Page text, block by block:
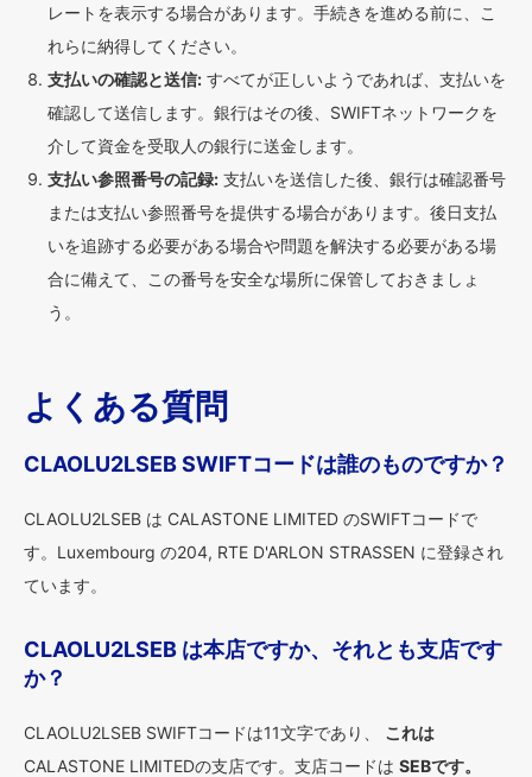
レートを表示する場合があります。手続きを進める前に、こ
れらに納得してください。
支払いの確認と送信: すべてが正しいようであれば、支払いを
確認して送信します。銀行はその後、SWIFTネットワークを
介して資金を受取人の銀行に送金します。
支払い参照番号の記録: 支払いを送信した後、銀行は確認番号
または支払い参照番号を提供する場合があります。後日支払
いを追跡する必要がある場合や問題を解決する必要がある場
合に備えて、この番号を安全な場所に保管しておきましょ
う。
よくある質問
CLAOLU2LSEB SWIFTコードは誰のものですか？
CLAOLU2LSEB は CALASTONE LIMITED のSWIFTコードで
す。Luxembourg の204, RTE D'ARLON STRASSEN に登録され
ています。
CLAOLU2LSEB は本店ですか、それとも支店です
か？
CLAOLU2LSEB SWIFTコードは11文字であり、 これは
CALASTONE LIMITEDの支店です。支店コードは SEBです。